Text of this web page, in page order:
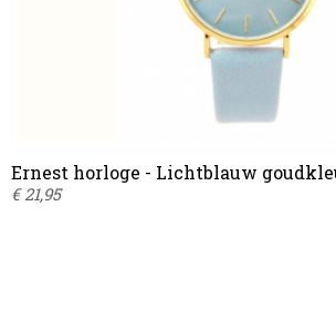
Ernest horloge - Lichtblauw
€ 21,95